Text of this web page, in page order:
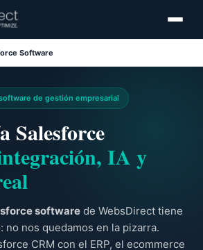
Software
de gestión empresarial
Salesforce
IA y
software de WebsDirect tiene
no nos quedamos en la pizarra.
CRM con el ERP, el ecommerce